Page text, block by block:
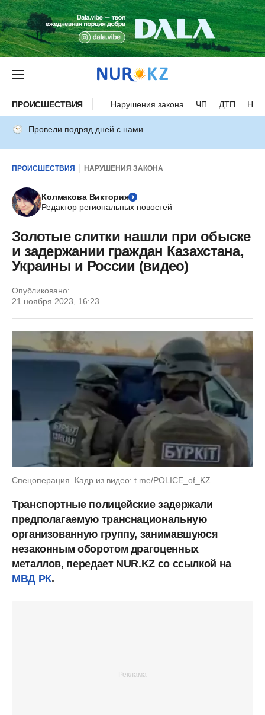
ПРОИСШЕСТВИЯ Нарушения закона ЧП ДТП
Провели подряд дней с нами
ПРОИСШЕСТВИЯ НАРУШЕНИЯ ЗАКОНА
Колмакова Виктория
Редактор региональных новостей
Золотые слитки нашли при обыске
и задержании граждан Казахстана,
Украины и России (видео)
Опубликовано:
21 ноября 2023, 16:23
Спецоперация. Кадр из видео: t.me/POLICE_of_KZ
Транспортные полицейские задержали
предполагаемую транснациональную
организованную группу, занимавшуюся
незаконным оборотом драгоценных
металлов, передает NUR.KZ со ссылкой на
МВД РК.